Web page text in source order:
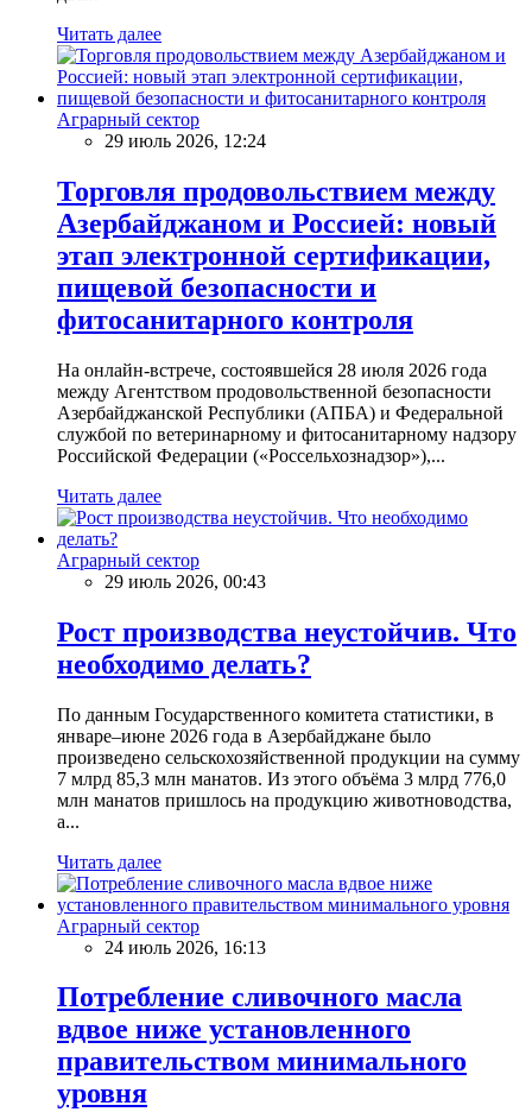
Читать далее
Аграрный сектор
29 июль 2026, 12:24
Торговля продовольствием между
Азербайджаном и Россией: новый
этап электронной сертификации,
пищевой безопасности и
фитосанитарного контроля
На онлайн-встрече, состоявшейся 28 июля 2026 года
между Агентством продовольственной безопасности
Азербайджанской Республики (АПБА) и Федеральной
службой по ветеринарному и фитосанитарному надзору
Российской Федерации («Россельхознадзор»),...
Читать далее
Аграрный сектор
29 июль 2026, 00:43
Рост производства неустойчив. Что
необходимо делать?
По данным Государственного комитета статистики, в
январе–июне 2026 года в Азербайджане было
произведено сельскохозяйственной продукции на сумму
7 млрд 85,3 млн манатов. Из этого объёма 3 млрд 776,0
млн манатов пришлось на продукцию животноводства,
а...
Читать далее
Аграрный сектор
24 июль 2026, 16:13
Потребление сливочного масла
вдвое ниже установленного
правительством минимального
уровня